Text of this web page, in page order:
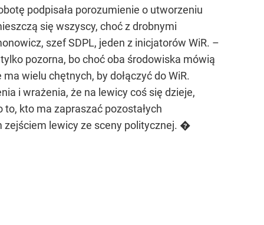
podpisała porozumienie o utworzeniu
się wszyscy, choć z drobnymi
szef SDPL, jeden z inicjatorów WiR. –
pozorna, bo choć oba środowiska mówią
wielu chętnych, by dołączyć do WiR.
i wrażenia, że na lewicy coś się dzieje,
kto ma zapraszać pozostałych
zejściem lewicy ze sceny politycznej. �